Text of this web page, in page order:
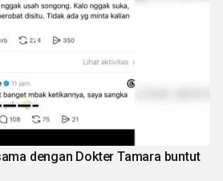
dengan Dokter Tamara buntut